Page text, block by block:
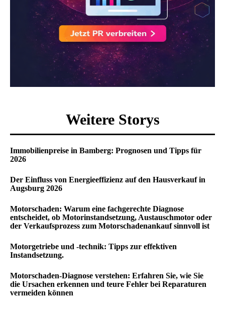
Weitere Storys
Immobilienpreise in Bamberg: Prognosen und Tipps für
2026
Der Einfluss von Energieeffizienz auf den Hausverkauf in
Augsburg 2026
Motorschaden: Warum eine fachgerechte Diagnose
entscheidet, ob Motorinstandsetzung, Austauschmotor oder
der Verkaufsprozess zum Motorschadenankauf sinnvoll ist
Motorgetriebe und -technik: Tipps zur effektiven
Instandsetzung.
Motorschaden-Diagnose verstehen: Erfahren Sie, wie Sie
die Ursachen erkennen und teure Fehler bei Reparaturen
vermeiden können